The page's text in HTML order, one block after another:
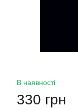
В наявності
330 грн